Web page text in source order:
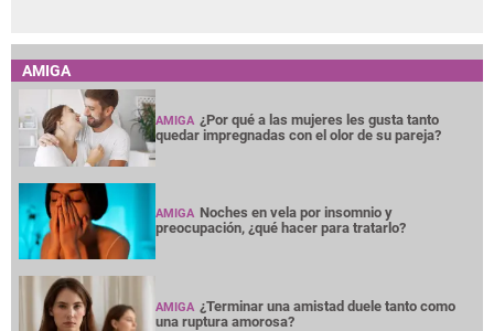
AMIGA
AMIGA ¿Por qué a las mujeres les gusta tanto
quedar impregnadas con el olor de su pareja?
AMIGA Noches en vela por insomnio y
preocupación, ¿qué hacer para tratarlo?
AMIGA ¿Terminar una amistad duele tanto como
una ruptura amorosa?